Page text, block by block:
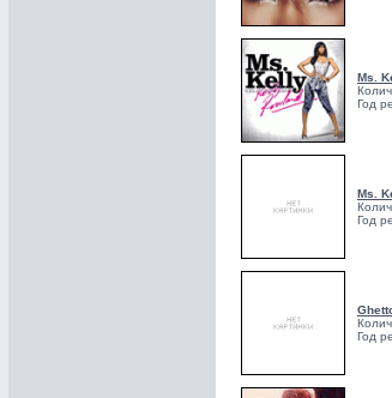
Ms.
Год
Ms.
Год
Год